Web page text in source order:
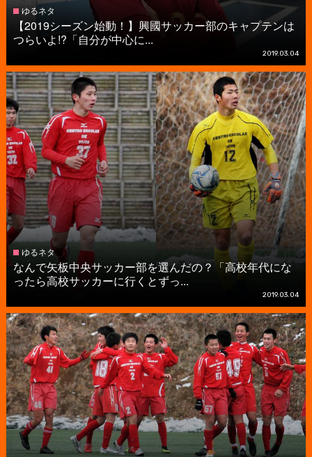
ゆるネタ
【2019シーズン始動！】興國サッカー部のキャプテンは
つらいよ!?「自分が中心に...
2019.03.04
ゆるネタ
なんで矢板中央サッカー部を選んだの？「高校年代にな
ったら高校サッカーに行くとずっ...
2019.03.04